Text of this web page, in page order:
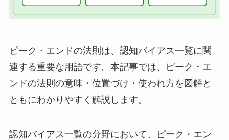
ピーク・エンドの法則は、認知バイアス一覧に関
連する重要な用語です。本記事では、ピーク・エ
ンドの法則の意味・位置づけ・使われ方を図解と
ともにわかりやすく解説します。
認知バイアス一覧の分野において、ピーク・エン